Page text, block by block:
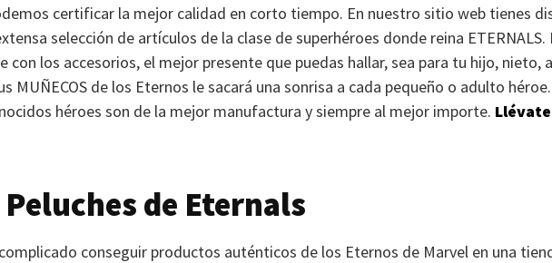
certificar la mejor calidad en corto tiempo. En nuestro sitio web tienes
selección de artículos de la clase de superhéroes donde reina ETERNALS.
con los accesorios, el mejor presente que puedas hallar, sea para tu hijo, nieto,
MUÑECOS de los Eternos le sacará una sonrisa a cada pequeño o adulto
héroes son de la mejor manufactura y siempre al mejor importe.
de Eternals
conseguir productos auténticos de los Eternos de Marvel en una